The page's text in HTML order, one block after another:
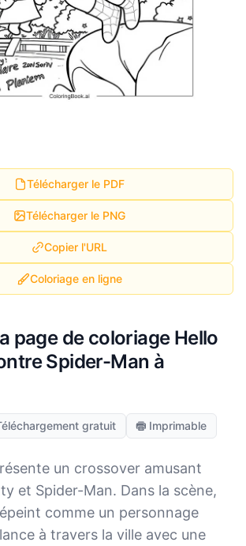
Télécharger le PDF
Télécharger le PNG
Copier l'URL
Coloriage en ligne
page de coloriage Hello
Spider-Man à
gratuit Imprimable
un crossover amusant
et Spider-Man. Dans la scène,
comme un personnage
à travers la ville avec une